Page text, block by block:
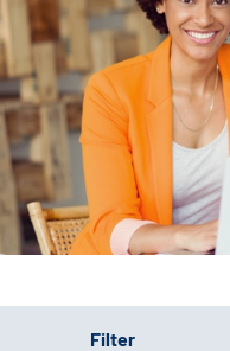
Sozialdienste &
Suche
Leichte Sprache
Gebärdensprache
Filter